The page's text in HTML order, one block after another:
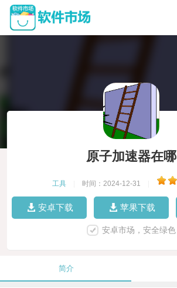
原子加速器在哪
工具 时间：2024-12-31
安卓下载 苹果下载
安卓市场，安全绿色
简介